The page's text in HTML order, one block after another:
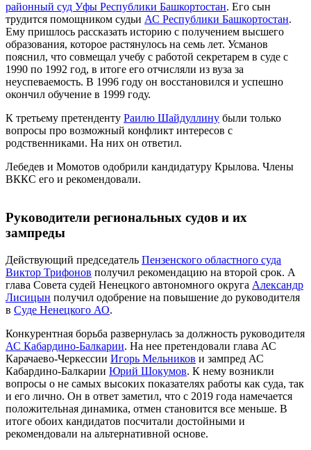
районный суд Уфы Республики Башкортостан. Его сын
трудится помощником судьи АС Республики Башкортостан.
Ему пришлось рассказать историю с получением высшего
образования, которое растянулось на семь лет. Усманов
пояснил, что совмещал учебу с работой секретарем в суде с
1990 по 1992 год, в итоге его отчисляли из вуза за
неуспеваемость. В 1996 году он восстановился и успешно
окончил обучение в 1999 году.
К третьему претенденту Раилю Шайдуллину были только
вопросы про возможный конфликт интересов с
родственниками. На них он ответил.
Лебедев и Момотов одобрили кандидатуру Крылова. Члены
ВККС его и рекомендовали.
Руководители региональных судов и их
зампреды
Действующий председатель Пензенского областного суда
Виктор Трифонов получил рекомендацию на второй срок. А
глава Совета судей Ненецкого автономного округа Александр
Лисицын получил одобрение на повышение до руководителя
в Суде Ненецкого АО.
Конкурентная борьба развернулась за должность руководителя
АС Кабардино-Балкарии. На нее претендовали глава АС
Карачаево-Черкессии Игорь Мельников и зампред АС
Кабардино-Балкарии Юрий Шокумов. К нему возникли
вопросы о не самых высоких показателях работы как суда, так
и его лично. Он в ответ заметил, что с 2019 года намечается
положительная динамика, отмен становится все меньше. В
итоге обоих кандидатов посчитали достойными и
рекомендовали на альтернативной основе.